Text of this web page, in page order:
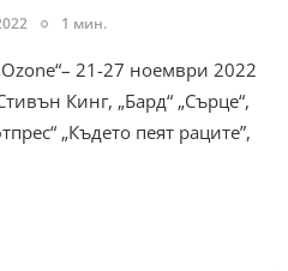
1 мин.
21-27 ноември 2022
Кинг, „Бард“ „Сърце“,
„Където пеят раците”,